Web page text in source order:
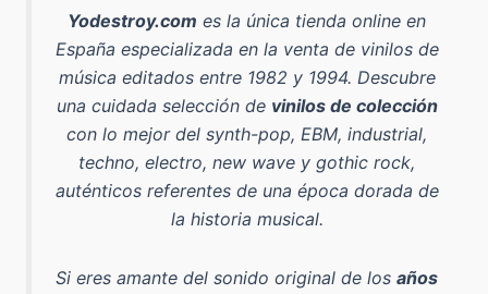
Yodestroy.com es la única tienda online en
España especializada en la venta de vinilos de
música editados entre 1982 y 1994. Descubre
una cuidada selección de vinilos de colección
con lo mejor del synth-pop, EBM, industrial,
techno, electro, new wave y gothic rock,
auténticos referentes de una época dorada de
la historia musical.
Si eres amante del sonido original de los años